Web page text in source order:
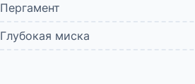
Пергамент
Глубокая миска